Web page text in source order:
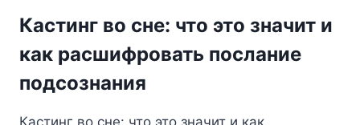
МРАЧНЫМ
ОБРАЗОМ?
Кастинг во сне: что это значит и
как расшифровать послание
подсознания